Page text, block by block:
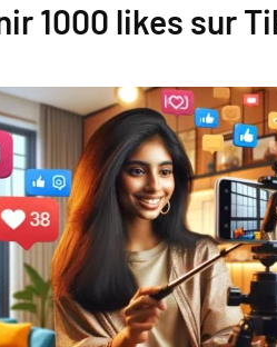
1000 likes sur